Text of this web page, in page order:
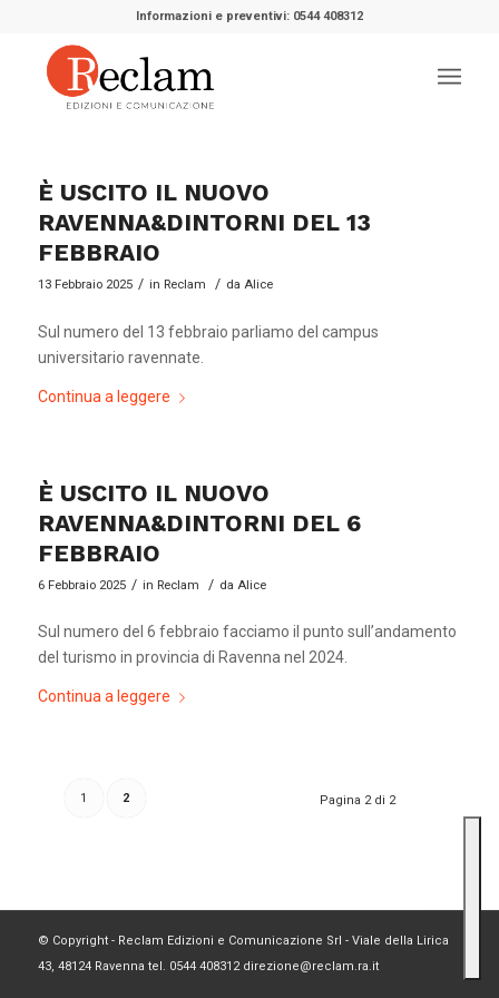
Informazioni e preventivi: 0544 408312
È USCITO IL NUOVO
RAVENNA&DINTORNI DEL 13
FEBBRAIO
13 Febbraio 2025 / in Reclam / da Alice
Sul numero del 13 febbraio parliamo del campus
universitario ravennate.
Continua a leggere
È USCITO IL NUOVO
RAVENNA&DINTORNI DEL 6
FEBBRAIO
6 Febbraio 2025 / in Reclam / da Alice
Sul numero del 6 febbraio facciamo il punto sull’andamento
del turismo in provincia di Ravenna nel 2024.
Continua a leggere
Pagina 2 di 2
1 2
© Copyright - Reclam Edizioni e Comunicazione Srl - Viale della Lirica
43, 48124 Ravenna tel. 0544 408312 direzione@reclam.ra.it